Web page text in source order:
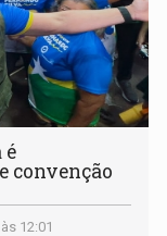
é
convenção
12:01